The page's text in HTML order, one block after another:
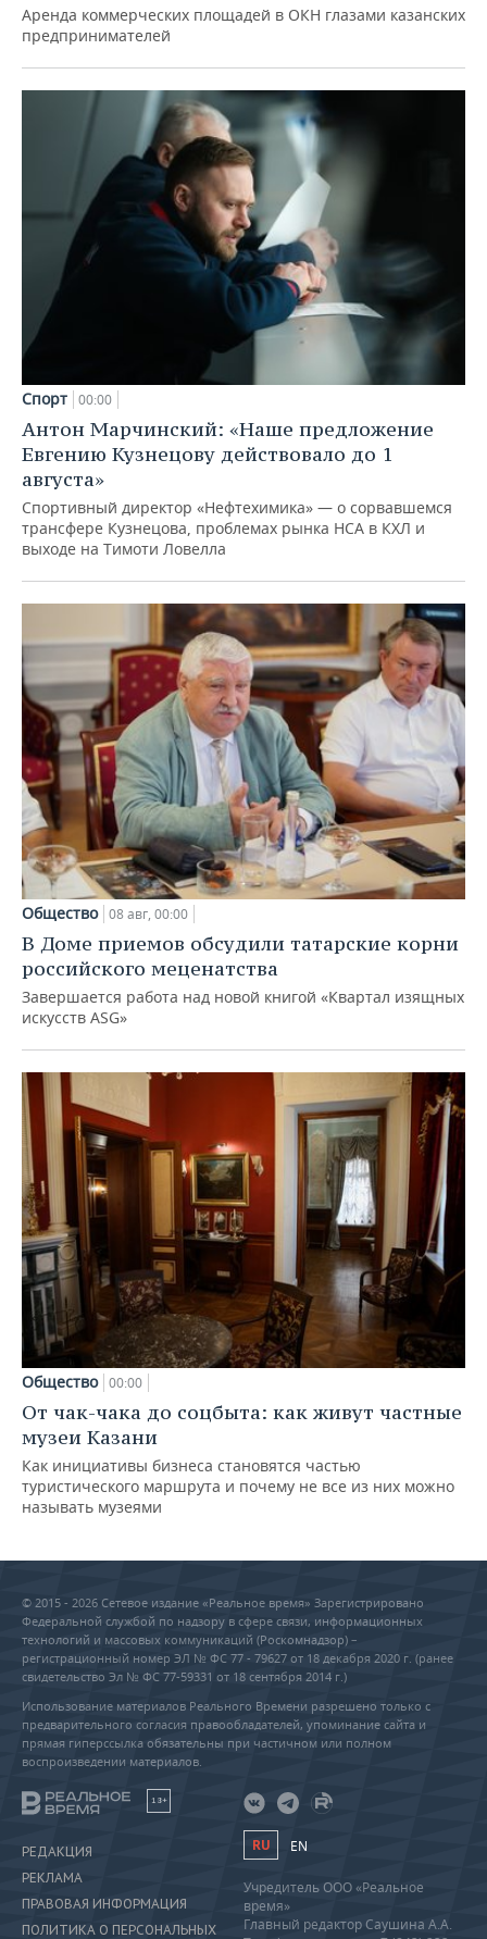
Аренда коммерческих площадей в ОКН глазами казанских
предпринимателей
Спорт 00:00
Антон Марчинский: «Наше предложение
Евгению Кузнецову действовало до 1
августа»
Спортивный директор «Нефтехимика» — о сорвавшемся
трансфере Кузнецова, проблемах рынка НСА в КХЛ и
выходе на Тимоти Ловелла
Общество 08 авг, 00:00
В Доме приемов обсудили татарские корни
российского меценатства
Завершается работа над новой книгой «Квартал изящных
искусств ASG»
Общество 00:00
От чак-чака до соцбыта: как живут частные
музеи Казани
Как инициативы бизнеса становятся частью
туристического маршрута и почему не все из них можно
называть музеями
© 2015 - 2026 Сетевое издание «Реальное время» Зарегистрировано
Федеральной службой по надзору в сфере связи, информационных
технологий и массовых коммуникаций (Роскомнадзор) –
регистрационный номер ЭЛ № ФС 77 - 79627 от 18 декабря 2020 г. (ранее
свидетельство Эл № ФС 77-59331 от 18 сентября 2014 г.)
Использование материалов Реального Времени разрешено только с
предварительного согласия правообладателей, упоминание сайта и
прямая гиперссылка обязательны при частичном или полном
воспроизведении материалов.
18+
РЕДАКЦИЯ
РЕКЛАМА
ПРАВОВАЯ ИНФОРМАЦИЯ
ПОЛИТИКА О ПЕРСОНАЛЬНЫХ
RU EN
Учредитель ООО «Реальное
время»
Главный редактор Саушина А.А.